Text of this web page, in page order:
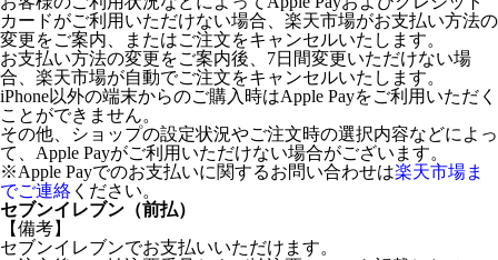
カードがご利用いただけない場合、楽天市場がお支払い方法の
変更をご案内、またはご注文をキャンセルいたします。
お支払い方法の変更をご案内後、7日間変更いただけない場
合、楽天市場が自動でご注文をキャンセルいたします。
iPhone以外の端末からのご購入時はApple Payをご利用いただく
ことができません。
その他、ショップの設定状況やご注文時の選択内容などによっ
て、Apple Payがご利用いただけない場合がございます。
※Apple Payでのお支払いに関するお問い合わせは楽天市場ま
でご連絡 ください。
セブンイレブン（前払）
【備考】
セブンイレブンでお支払いいただけます。